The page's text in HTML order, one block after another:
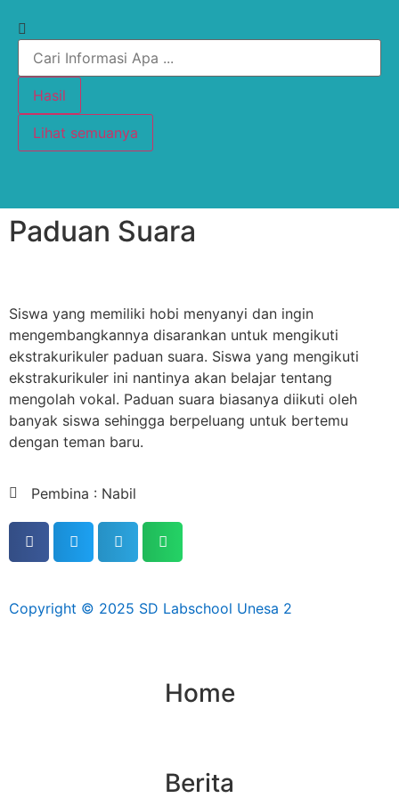
Hasil
Lihat semuanya
Paduan Suara
Siswa yang memiliki hobi menyanyi dan ingin
mengembangkannya disarankan untuk mengikuti
ekstrakurikuler paduan suara. Siswa yang mengikuti
ekstrakurikuler ini nantinya akan belajar tentang
mengolah vokal. Paduan suara biasanya diikuti oleh
banyak siswa sehingga berpeluang untuk bertemu
dengan teman baru.
Pembina : Nabil
Copyright © 2025 SD Labschool Unesa 2
Home
Berita